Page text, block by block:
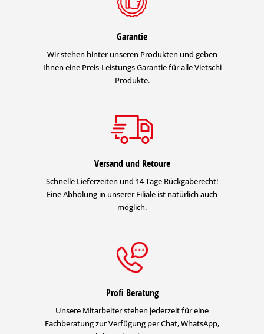
Garantie
Wir stehen hinter unseren Produkten und geben
Ihnen eine Preis-Leistungs Garantie für alle Vietschi
Produkte.
Versand und Retoure
Schnelle Lieferzeiten und 14 Tage Rückgaberecht!
Eine Abholung in unserer Filiale ist natürlich auch
möglich.
Profi Beratung
Unsere Mitarbeiter stehen jederzeit für eine
Fachberatung zur Verfügung per Chat, WhatsApp,